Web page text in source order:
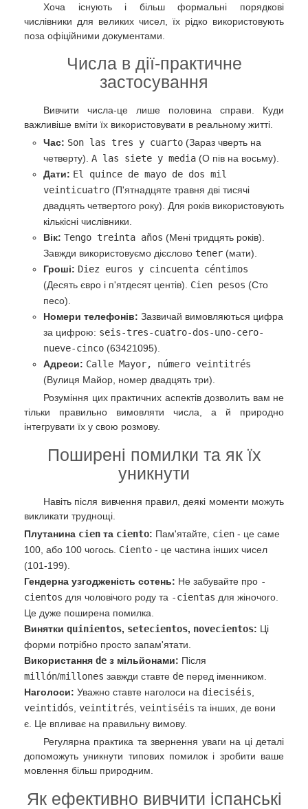
Хоча існують і більш формальні порядкові
числівники для великих чисел, їх рідко використовують
поза офіційними документами.
Числа в дії-практичне
застосування
Вивчити числа-це лише половина справи. Куди
важливіше вміти їх використовувати в реальному житті.
Час: Son las tres y cuarto (Зараз чверть на
четверту). A las siete y media (О пів на восьму).
Дати: El quince de mayo de dos mil
veinticuatro (П'ятнадцяте травня дві тисячі
двадцять четвертого року). Для років використовують
кількісні числівники.
Вік: Tengo treinta años (Мені тридцять років).
Завжди використовуємо дієслово tener (мати).
Гроші: Diez euros y cincuenta céntimos
(Десять євро і п'ятдесят центів). Cien pesos (Сто
песо).
Номери телефонів: Зазвичай вимовляються цифра
за цифрою: seis-tres-cuatro-dos-uno-cero-
nueve-cinco (63421095).
Адреси: Calle Mayor, número veintitrés
(Вулиця Майор, номер двадцять три).
Розуміння цих практичних аспектів дозволить вам не
тільки правильно вимовляти числа, а й природно
інтегрувати їх у свою розмову.
Поширені помилки та як їх
уникнути
Навіть після вивчення правил, деякі моменти можуть
викликати труднощі.
Плутанина cien та ciento: Пам'ятайте, cien - це саме
100, або 100 чогось. Ciento - це частина інших чисел
(101-199).
Гендерна узгодженість сотень: Не забувайте про -
cientos для чоловічого роду та -cientas для жіночого.
Це дуже поширена помилка.
Винятки quinientos, setecientos, novecientos: Ці
форми потрібно просто запам'ятати.
Використання de з мільйонами: Після
millón/millones завжди ставте de перед іменником.
Наголоси: Уважно ставте наголоси на dieciséis
veintidós veintitrés veintiséis та інших, де вони
є. Це впливає на правильну вимову.
Регулярна практика та звернення уваги на ці деталі
допоможуть уникнути типових помилок і зробити ваше
мовлення більш природним.
Як ефективно вивчити іспанські